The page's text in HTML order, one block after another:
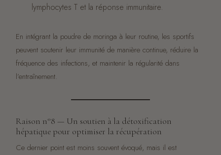
lymphocytes T et la réponse immunitaire.
En intégrant la poudre de moringa à leur routine, les sportifs
peuvent soutenir leur immunité de manière continue, réduire la
fréquence des infections, et maintenir la régularité dans
l’entraînement.
Raison n°8 — Un soutien à la détoxification
hépatique pour optimiser la récupération
Ce dernier point est moins souvent évoqué, mais il est